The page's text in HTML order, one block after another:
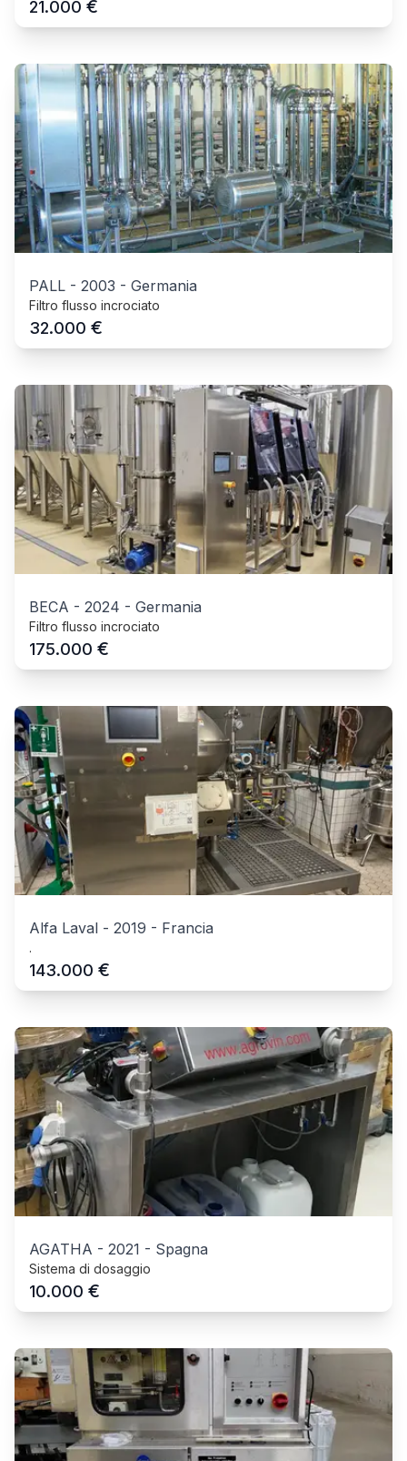
21.000 €
PALL - 2003 - Germania
Filtro flusso incrociato
32.000 €
BECA - 2024 - Germania
Filtro flusso incrociato
175.000 €
Alfa Laval - 2019 - Francia
.
143.000 €
AGATHA - 2021 - Spagna
Sistema di dosaggio
10.000 €